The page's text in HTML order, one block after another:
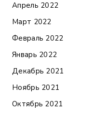
Апрель 2022
Март 2022
Февраль 2022
Январь 2022
Декабрь 2021
Ноябрь 2021
Октябрь 2021